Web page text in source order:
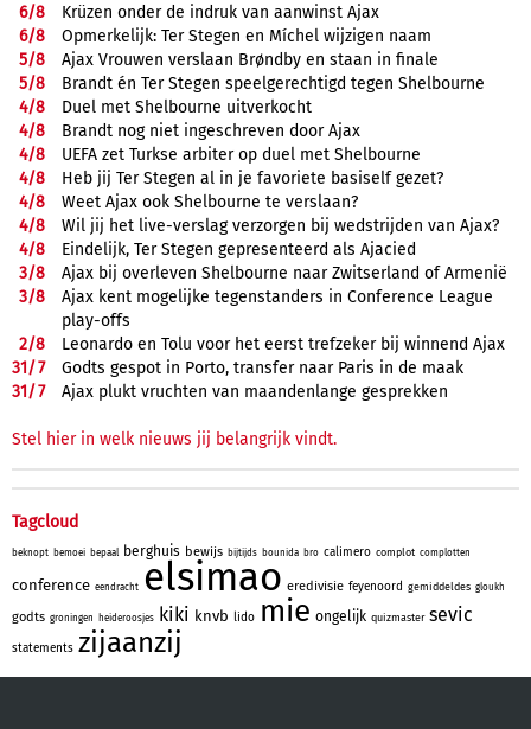
6/8
Krüzen onder de indruk van aanwinst Ajax
6/8
Opmerkelijk: Ter Stegen en Míchel wijzigen naam
5/8
Ajax Vrouwen verslaan Brøndby en staan in finale
5/8
Brandt én Ter Stegen speelgerechtigd tegen Shelbourne
4/8
Duel met Shelbourne uitverkocht
4/8
Brandt nog niet ingeschreven door Ajax
4/8
UEFA zet Turkse arbiter op duel met Shelbourne
4/8
Heb jij Ter Stegen al in je favoriete basiself gezet?
4/8
Weet Ajax ook Shelbourne te verslaan?
4/8
Wil jij het live-verslag verzorgen bij wedstrijden van Ajax?
4/8
Eindelijk, Ter Stegen gepresenteerd als Ajacied
3/8
Ajax bij overleven Shelbourne naar Zwitserland of Armenië
3/8
Ajax kent mogelijke tegenstanders in Conference League
play-offs
2/8
Leonardo en Tolu voor het eerst trefzeker bij winnend Ajax
31/7
Godts gespot in Porto, transfer naar Paris in de maak
31/7 Ajax plukt vruchten van maandenlange gesprekken
Stel hier in welk nieuws jij belangrijk vindt.
Tagcloud
beknopt bemoei bepaal berghuis bewijs bijtijds bounida bro calimero complot complotten
conference eendracht elsimao eredivisie feyenoord gemiddeldes gloukh
godts groningen heideroosjes kiki knvb lido mie ongelijk quizmaster sevic
statements zijaanzij